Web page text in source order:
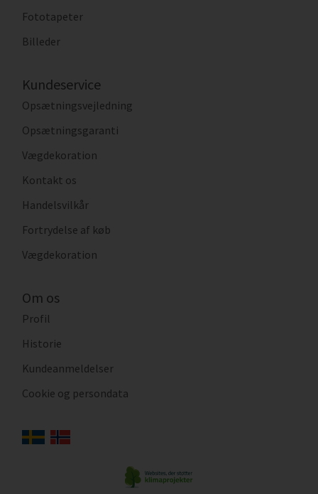
Fototapeter
Billeder
Kundeservice
Opsætningsvejledning
Opsætningsgaranti
Vægdekoration
Kontakt os
Handelsvilkår
Fortrydelse af køb
Vægdekoration
Om os
Profil
Historie
Kundeanmeldelser
Cookie og persondata